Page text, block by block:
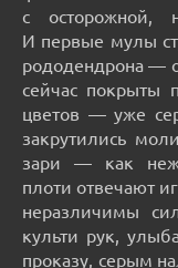
с осторожной,
И первые мулы
рододендрона —
сейчас покрыты
цветов — уже
закрутились
зари — как
плоти отвечают
неразличимы
культи рук,
проказу, серым